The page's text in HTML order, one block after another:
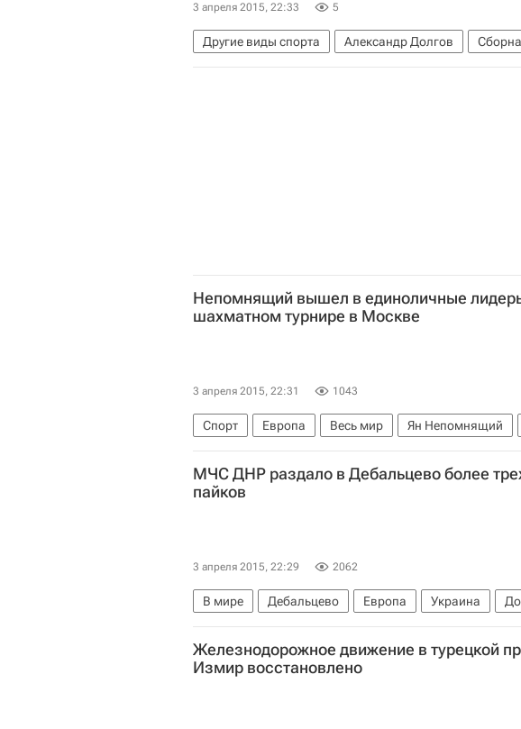
3 апреля 2015, 22:33 5
Другие виды спорта Александр Долгов
Непомнящий вышел в единоличные
шахматном турнире в Москве
3 апреля 2015, 22:31 1043
Спорт Европа Весь мир Ян Непомнящий
МЧС ДНР раздало в Дебальцево более
пайков
3 апреля 2015, 22:29 2062
В мире Дебальцево Европа Украина
МЧС ДНР
Ситуация в ДНР и ЛНР
Железнодорожное движение в турецкой
Измир восстановлено